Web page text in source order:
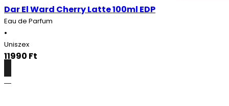
Dar El Ward Cherry Latte 100ml EDP
Eau de Parfum
•
Uniszex
11990 Ft
Részletek